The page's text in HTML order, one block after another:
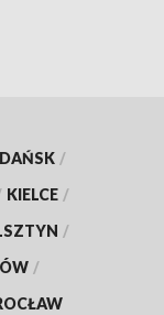
/
KIELCE /
/
/